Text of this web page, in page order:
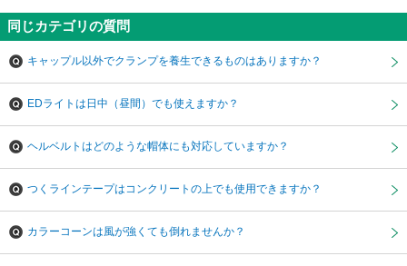
同じカテゴリの質問
キャップル以外でクランプを養生できるものはありますか？
EDライトは日中（昼間）でも使えますか？
ヘルベルトはどのような帽体にも対応していますか？
つくラインテープはコンクリートの上でも使用できますか？
カラーコーンは風が強くても倒れませんか？